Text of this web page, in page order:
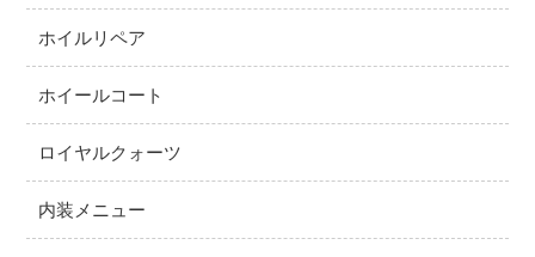
ホイルリペア
ホイールコート
ロイヤルクォーツ
内装メニュー